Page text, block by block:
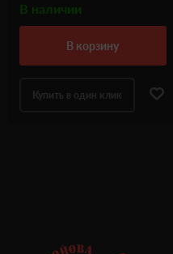
В наличии
в корзину
Купить в один клик